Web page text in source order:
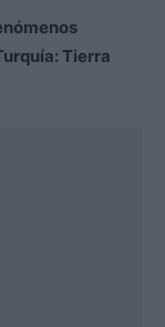
Tierra